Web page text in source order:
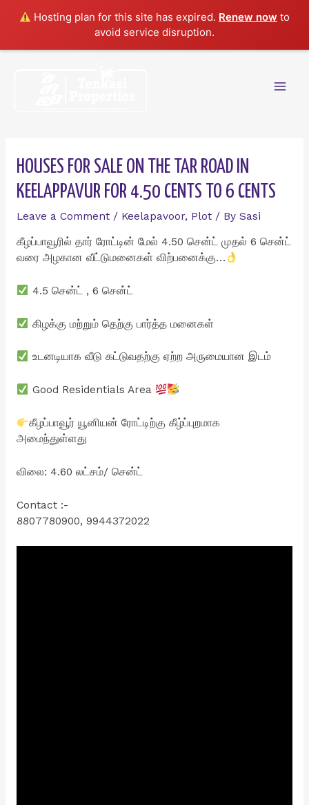
Hosting plan for this site has expired. Renew now to
avoid service disruption.
HOUSES FOR SALE ON THE TAR ROAD IN
KEELAPPAVUR FOR 4.50 CENTS TO 6 CENTS
Leave a Comment / Keelapavoor, Plot/ By Sasi
கீழப்பாவூரில் தார் ரோட்டின் மேல் 4.50 சென்ட் முதல் 6 சென்ட்
வரை அழகான வீட்டுமனைகள் விற்பனைக்கு…
4.5 சென்ட் , 6 சென்ட்
கிழக்கு மற்றும் தெற்கு பார்த்த மனைகள்
உடனடியாக வீடு கட்டுவதற்கு ஏற்ற அருமையான இடம்
Good Residentials Area
கீழப்பாவூர் யூனியன் ரோட்டிற்கு கீழ்ப்புறமாக
அமைந்துள்ளது
விலை: 4.60 லட்சம்/ சென்ட்
Contact :-
8807780900, 9944372022